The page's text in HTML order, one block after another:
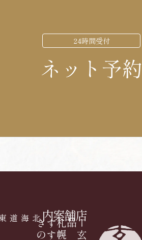
24時間受付
ネット予約
店舗案内
北海道 ー
玄
品
札
幌
す
す
き
の